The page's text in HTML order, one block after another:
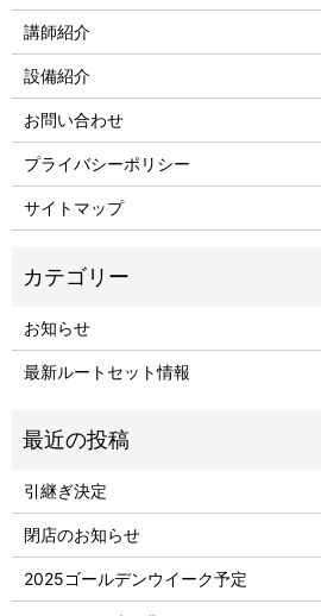
講師紹介
設備紹介
お問い合わせ
プライバシーポリシー
サイトマップ
お知らせ
最新ルートセット情報
引継ぎ決定
閉店のお知らせ
2025ゴールデンウイーク予定